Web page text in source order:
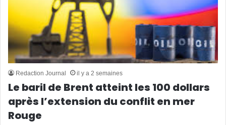
Redaction Journal il y a 2 semaines
Le baril de Brent atteint les 100 dollars
après l’extension du conflit en mer
Rouge